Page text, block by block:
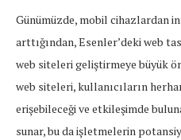
Günümüzde, mobil cihazlardan
arttığından, Esenler’deki web
web siteleri geliştirmeye büyük
web siteleri, kullanıcıların
erişebileceği ve etkileşimde
sunar, bu da işletmelerin